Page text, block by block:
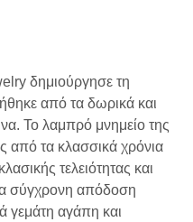
δημιούργησε τη
από τα δωρικά και
Το λαμπρό μνημείο της
από τα κλασσικά χρόνια
τελειότητας και
σύγχρονη απόδοση
γεμάτη αγάπη και